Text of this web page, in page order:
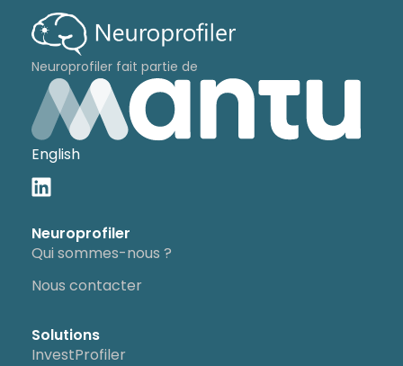
Neuroprofiler fait partie de
English
Neuroprofiler
Qui sommes-nous ?
Nous contacter
Solutions
InvestProfiler